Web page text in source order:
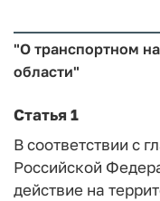
"О транспортном
области"
Статья 1
В соответствии с
Российской
действие на